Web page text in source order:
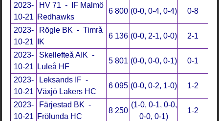
2023-
10-21
HV 71 - IF Malmö
Redhawks
6 800 (0-0, 0-4, 0-4) 0-8
2023-
10-21
Rögle BK - Timrå
IK
6 136 (0-0, 2-1, 0-0) 2-1
2023-
10-21
Skellefteå AIK -
Luleå HF
5 801 (0-0, 0-0, 0-1) 0-1
2023-
10-21
Leksands IF -
Växjö Lakers HC
6 095 (0-0, 0-2, 1-0) 1-2
2023-
10-21
Färjestad BK -
Frölunda HC
8 250
(1-0, 0-1, 0-0,
0-0, 0-1)
1-2